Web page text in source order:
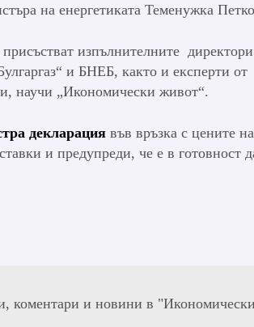
на енергетиката Теменужка
изпълнителните
и БНЕБ, както и експерти от
научи „Икономически живот“.
декларация във връзка с цените на
и предупреди, че е в готовност
коментари и новини в "Икономически